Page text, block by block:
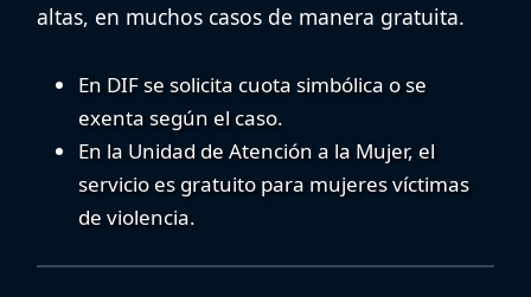
altas, en muchos casos de manera gratuita.
En DIF se solicita cuota simbólica o se
exenta según el caso.
En la Unidad de Atención a la Mujer, el
servicio es gratuito para mujeres víctimas
de violencia.